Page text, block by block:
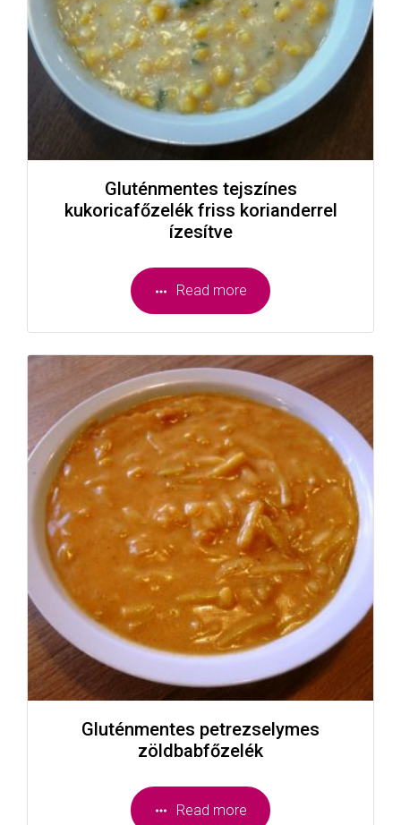
Gluténmentes tejszínes
kukoricafőzelék friss korianderrel
ízesítve
Read more
Gluténmentes petrezselymes
zöldbabfőzelék
Read more